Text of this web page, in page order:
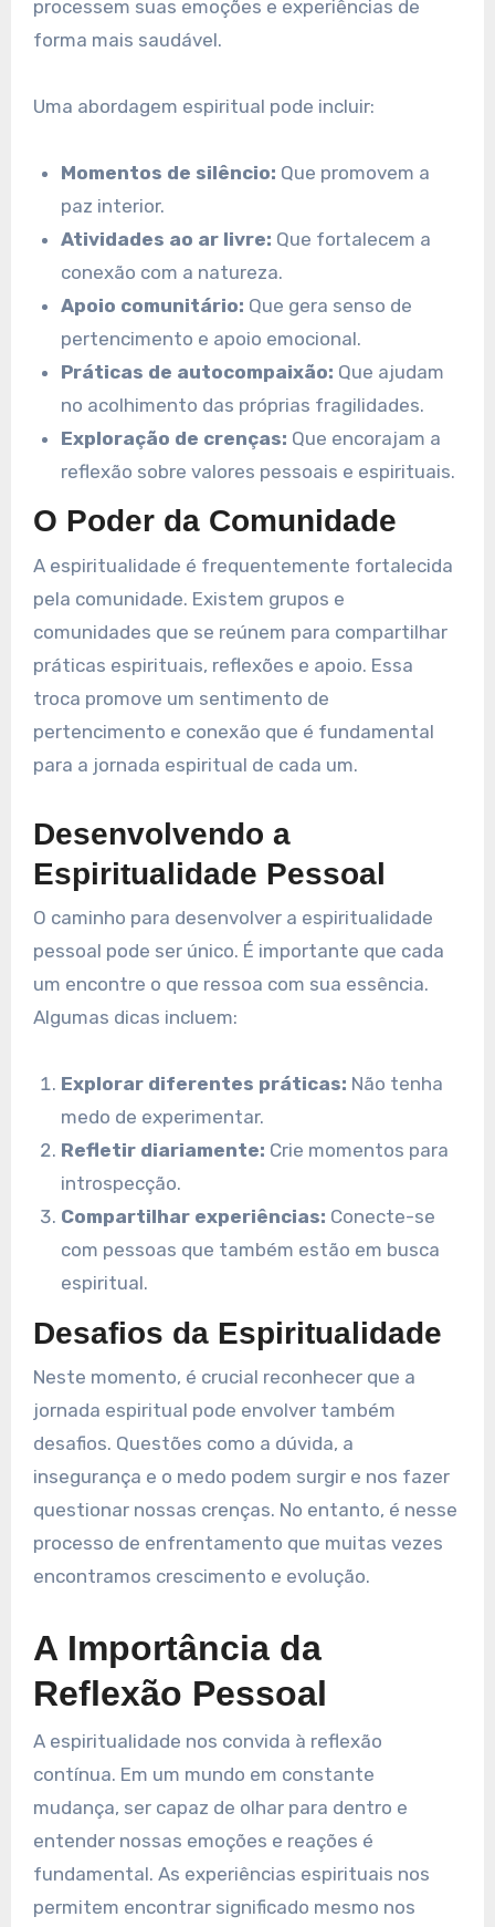
processem suas emoções e experiências de
forma mais saudável.
Uma abordagem espiritual pode incluir:
Momentos de silêncio: Que promovem a
paz interior.
Atividades ao ar livre: Que fortalecem a
conexão com a natureza.
Apoio comunitário: Que gera senso de
pertencimento e apoio emocional.
Práticas de autocompaixão: Que ajudam
no acolhimento das próprias fragilidades.
Exploração de crenças: Que encorajam a
reflexão sobre valores pessoais e espirituais.
O Poder da Comunidade
A espiritualidade é frequentemente fortalecida
pela comunidade. Existem grupos e
comunidades que se reúnem para compartilhar
práticas espirituais, reflexões e apoio. Essa
troca promove um sentimento de
pertencimento e conexão que é fundamental
para a jornada espiritual de cada um.
Desenvolvendo a
Espiritualidade Pessoal
O caminho para desenvolver a espiritualidade
pessoal pode ser único. É importante que cada
um encontre o que ressoa com sua essência.
Algumas dicas incluem:
Explorar diferentes práticas: Não tenha
medo de experimentar.
Refletir diariamente: Crie momentos para
introspecção.
Compartilhar experiências: Conecte-se
com pessoas que também estão em busca
espiritual.
Desafios da Espiritualidade
Neste momento, é crucial reconhecer que a
jornada espiritual pode envolver também
desafios. Questões como a dúvida, a
insegurança e o medo podem surgir e nos fazer
questionar nossas crenças. No entanto, é nesse
processo de enfrentamento que muitas vezes
encontramos crescimento e evolução.
A Importância da
Reflexão Pessoal
A espiritualidade nos convida à reflexão
contínua. Em um mundo em constante
mudança, ser capaz de olhar para dentro e
entender nossas emoções e reações é
fundamental. As experiências espirituais nos
permitem encontrar significado mesmo nos